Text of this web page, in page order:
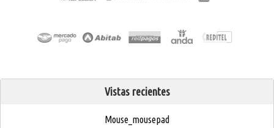
Vistas recientes
Mouse_mousepad